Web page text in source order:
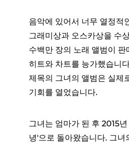
음악에 있어서 너무 열정적
그래미상과 오스카상을 수
수백만 장의 노래 앨범이 판
히트와 차트를 능가했습니
제목의 그녀의 앨범은 실제
기회를 열었습니다.
그녀는 엄마가 된 후 2015
녕'으로 돌아왔습니다. 그녀